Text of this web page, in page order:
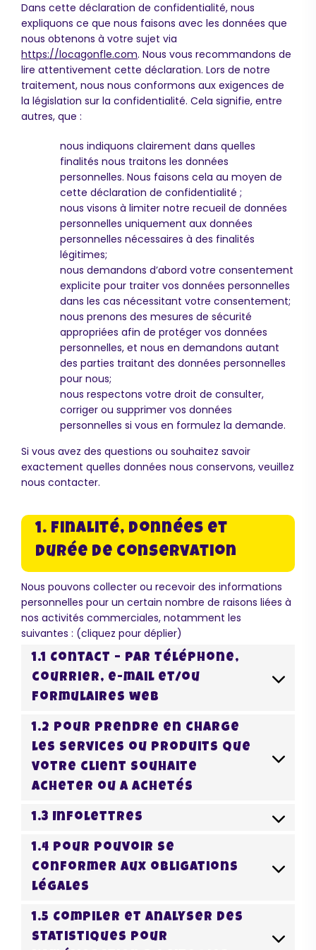
Dans cette déclaration de confidentialité, nous
expliquons ce que nous faisons avec les données que
nous obtenons à votre sujet via
https://locagonfle.com. Nous vous recommandons de
lire attentivement cette déclaration. Lors de notre
traitement, nous nous conformons aux exigences de
la législation sur la confidentialité. Cela signifie, entre
autres, que :
nous indiquons clairement dans quelles
finalités nous traitons les données
personnelles. Nous faisons cela au moyen de
cette déclaration de confidentialité ;
nous visons à limiter notre recueil de données
personnelles uniquement aux données
personnelles nécessaires à des finalités
légitimes;
nous demandons d’abord votre consentement
explicite pour traiter vos données personnelles
dans les cas nécessitant votre consentement;
nous prenons des mesures de sécurité
appropriées afin de protéger vos données
personnelles, et nous en demandons autant
des parties traitant des données personnelles
pour nous;
nous respectons votre droit de consulter,
corriger ou supprimer vos données
personnelles si vous en formulez la demande.
Si vous avez des questions ou souhaitez savoir
exactement quelles données nous conservons, veuillez
nous contacter.
1. Finalité, données et
durée de conservation
Nous pouvons collecter ou recevoir des informations
personnelles pour un certain nombre de raisons liées à
nos activités commerciales, notamment les
suivantes : (cliquez pour déplier)
1.1 Contact – Par téléphone,
courrier, e-mail et/ou
formulaires web
1.2 Pour prendre en charge
les services ou produits que
votre client souhaite
acheter ou a achetés
1.3 Infolettres
1.4 Pour pouvoir se
conformer aux obligations
légales
1.5 Compiler et analyser des
statistiques pour